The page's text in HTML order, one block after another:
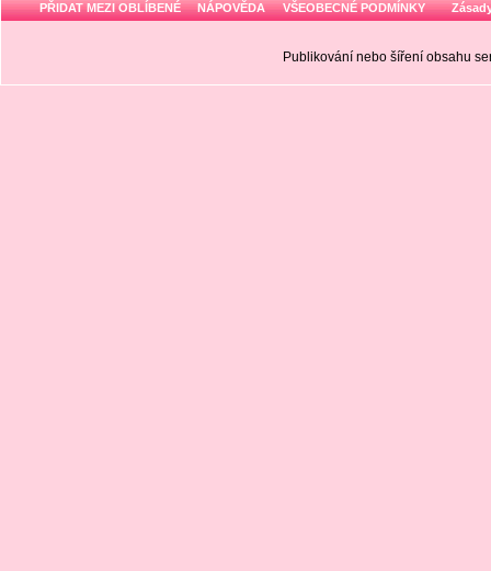
PŘIDAT MEZI OBLÍBENÉ NÁPOVĚDA VŠEOBECNÉ PODMÍNKY
Publikování nebo šíření obsahu